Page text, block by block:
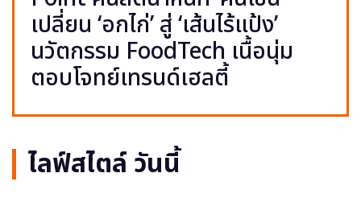
เปลี่ยน ‘อกไก่’ สู่ ‘เส้นไร้แป้ง’
นวัตกรรม FoodTech เนื้อนุ่ม
ตอบโจทย์เทรนด์เฮลตี้
ไลฟ์สไตล์ วันนี้